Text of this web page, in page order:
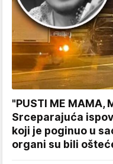
"PUSTI ME MAMA,
Srceparajuća
koji je poginuo u
organi su bili